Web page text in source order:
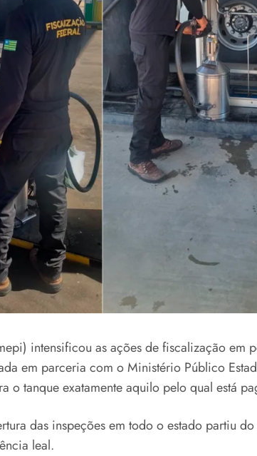
intensificou as ações de fiscalização
em parceria com o Ministério Público
o tanque exatamente aquilo pelo qual está
das inspeções em todo o estado partiu
leal.